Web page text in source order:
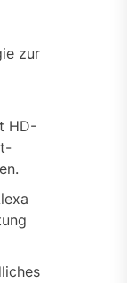
zur
HD-